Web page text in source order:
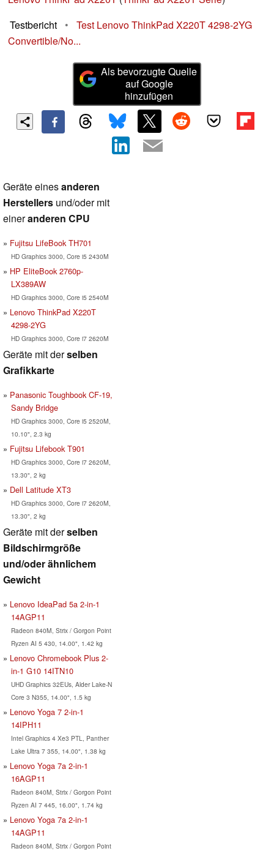
Testbericht
•
Test Lenovo ThinkPad X220T 4298-2YG
Convertible/No...
Als bevorzugte Quelle
auf Google
hinzufügen
Geräte einesanderen
Herstellers und/oder mit
eineranderen CPU
Fujitsu LifeBook TH701
HD Graphics 3000, Core i5 2430M
HP EliteBook 2760p-
LX389AW
HD Graphics 3000, Core i5 2540M
Lenovo ThinkPad X220T
4298-2YG
HD Graphics 3000, Core i7 2620M
Geräte mit derselben
Grafikkarte
Panasonic Toughbook CF-19,
Sandy Bridge
HD Graphics 3000, Core i5 2520M,
10.10", 2.3 kg
Fujitsu Lifebook T901
HD Graphics 3000, Core i7 2620M,
13.30", 2 kg
Dell Latitude XT3
HD Graphics 3000, Core i7 2620M,
13.30", 2 kg
Geräte mit derselben
Bildschirmgröße
und/oder ähnlichem
Gewicht
Lenovo IdeaPad 5a 2-in-1
14AGP11
Radeon 840M, Strix / Gorgon Point
Ryzen AI 5 430, 14.00", 1.42 kg
Lenovo Chromebook Plus 2-
in-1 G10 14ITN10
UHD Graphics 32EUs, Alder Lake-N
Core 3 N355, 14.00", 1.5 kg
Lenovo Yoga 7 2-in-1
14IPH11
Intel Graphics 4 Xe3 PTL, Panther
Lake Ultra 7 355, 14.00", 1.38 kg
Lenovo Yoga 7a 2-in-1
16AGP11
Radeon 840M, Strix / Gorgon Point
Ryzen AI 7 445, 16.00", 1.74 kg
Lenovo Yoga 7a 2-in-1
14AGP11
Radeon 840M, Strix / Gorgon Point